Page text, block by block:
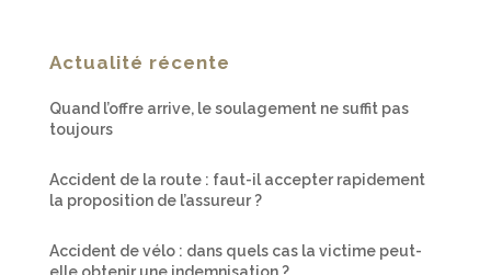
Actualité récente
Quand l’offre arrive, le soulagement ne suffit pas
toujours
Accident de la route : faut-il accepter rapidement
la proposition de l’assureur ?
Accident de vélo : dans quels cas la victime peut-